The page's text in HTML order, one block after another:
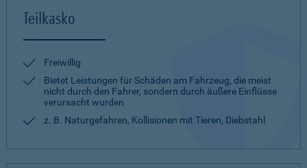
Teilkasko
Freiwillig
Bietet Leistungen für Schäden am Fahrzeug, die meist
nicht durch den Fahrer, sondern durch äußere Einflüsse
verursacht wurden
z. B. Naturgefahren, Kollisionen mit Tieren, Diebstahl